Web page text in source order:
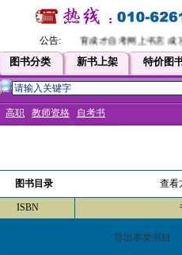
公告:
育成才自考网上书店 成
图书分类 新书上架 特价图
高职 教师资格 自考书
图书目录 查看
ISBN
导出本类书目